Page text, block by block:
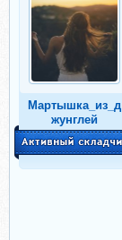
Мартышка_из_д
жунглей